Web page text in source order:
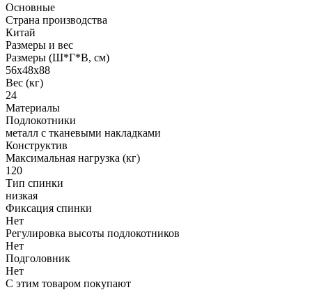
Основные
Страна производства
Китай
Размеры и вес
Размеры (Ш*Г*В, см)
56x48x88
Вес (кг)
24
Материалы
Подлокотники
металл с тканевыми накладками
Конструктив
Максимальная нагрузка (кг)
120
Тип спинки
низкая
Фиксация спинки
Нет
Регулировка высоты подлокотников
Нет
Подголовник
Нет
С этим товаром покупают